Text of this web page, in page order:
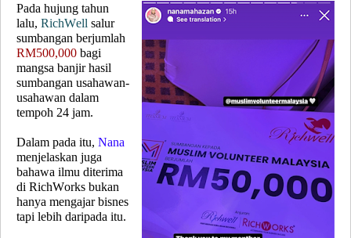
Pada hujung tahun
lalu, RichWell salur
sumbangan berjumlah
RM500,000 bagi
mangsa banjir hasil
sumbangan usahawan-
usahawan dalam
tempoh 24 jam.
Dalam pada itu, Nana
menjelaskan juga
bahawa ilmu diterima
di RichWorks bukan
hanya mengajar bisnes
tapi lebih daripada itu.